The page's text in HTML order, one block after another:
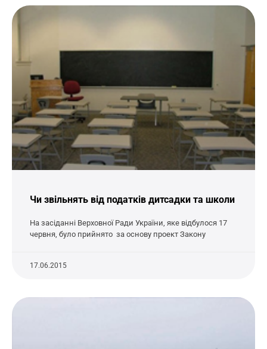
Чи звільнять від податків дитсадки та школи
На засіданні Верховної Ради України, яке відбулося 17
червня, було прийнято за основу проект Закону
17.06.2015